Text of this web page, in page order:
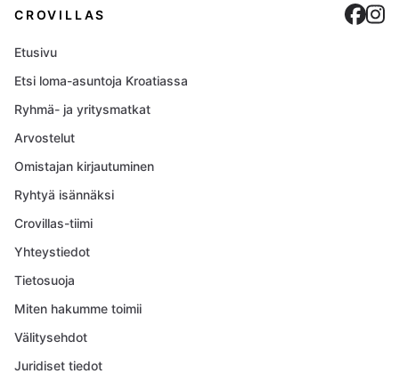
CROVILLAS
Etusivu
Etsi loma-asuntoja Kroatiassa
Ryhmä- ja yritysmatkat
Arvostelut
Omistajan kirjautuminen
Ryhtyä isännäksi
Crovillas-tiimi
Yhteystiedot
Tietosuoja
Miten hakumme toimii
Välitysehdot
Juridiset tiedot